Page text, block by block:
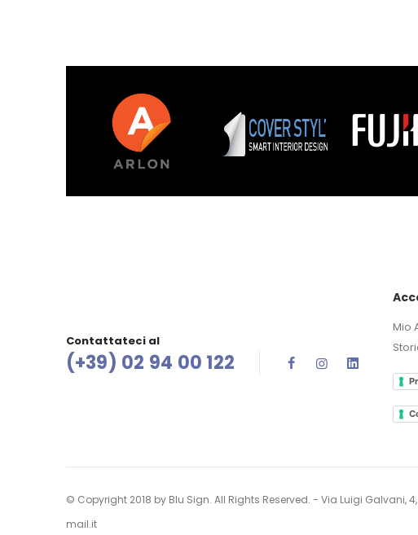
Contattateci al
(+39) 02 94 00 122
Mio
© Copyright 2018 by Blu Sign. All Rights Reserved. - Via Luigi Galvani,
mail.it